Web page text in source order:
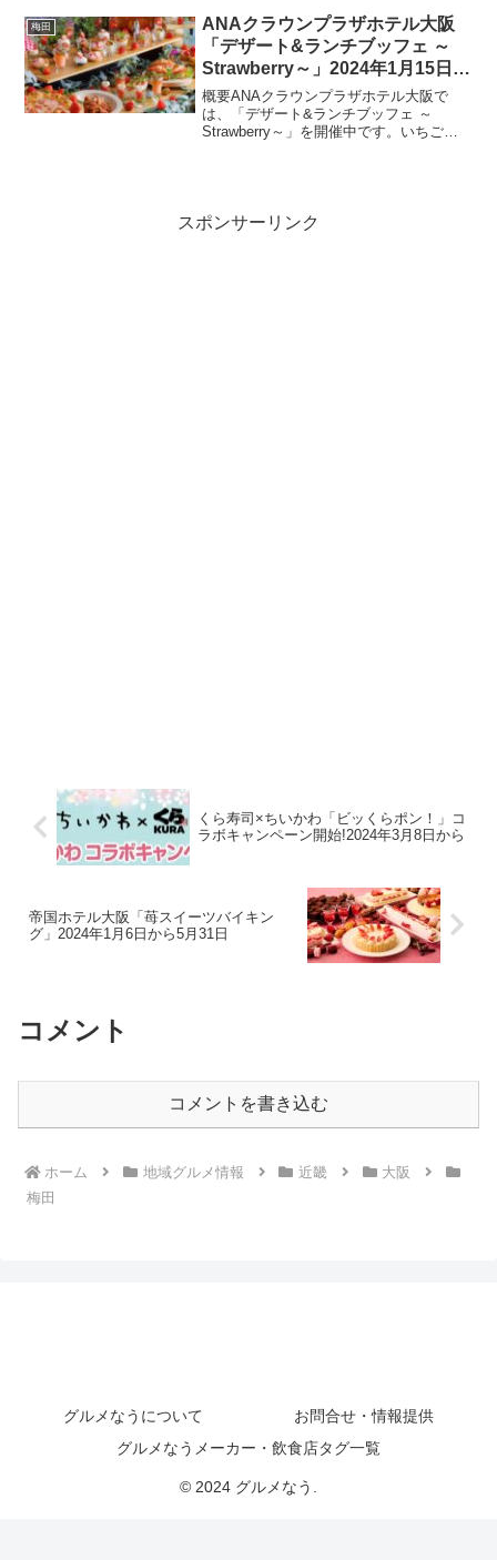
をダブルで楽しめる特別な企画です。ア
クセ...
梅田
ANAクラウンプラザホテル大阪
「デザート&ランチブッフェ ～
Strawberry～」2024年1月15日
(月)～5月6日(月)
概要ANAクラウンプラザホテル大阪で
は、「デザート&ランチブッフェ ～
Strawberry～」を開催中です。いちごを
スポンサーリンク
くら寿司×ちいかわ「ビッくらポン！」コ
ラボキャンペーン開始!2024年3月8日から
帝国ホテル大阪「苺スイーツバイキン
グ」2024年1月6日から5月31日
コメント
コメントを書き込む
ホーム 地域グルメ情報 近畿
大阪
梅田
グルメなうについて
お問合せ・情報提供
グルメなうメーカー・飲食店タグ一覧
© 2024 グルメなう.